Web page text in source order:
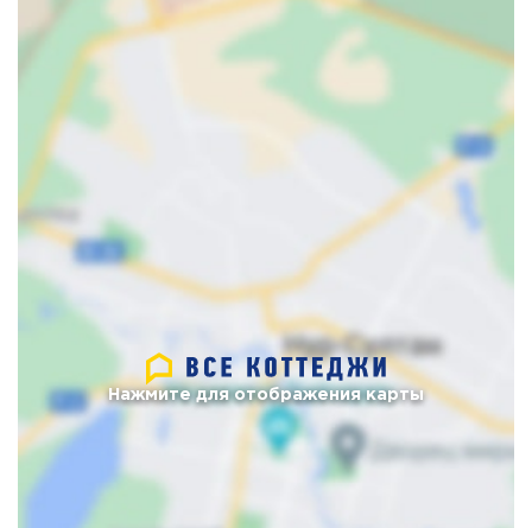
Нажмите для отображения карты